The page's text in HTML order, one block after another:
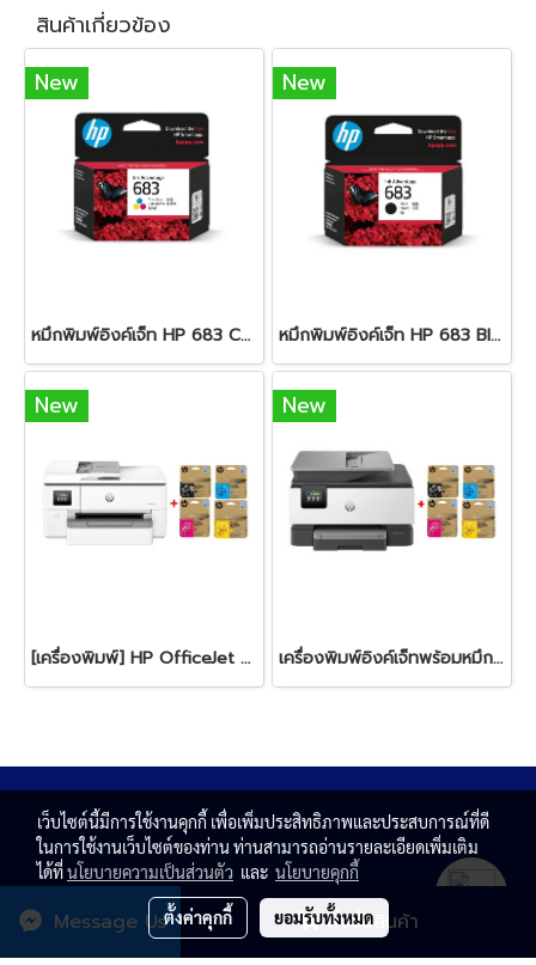
สั่งซื้อสินค้า
Message Us
สินค้าเกี่ยวข้อง
New
หมึกพิมพ์อิงค์เจ็ท HP 683 Color
New
หมึกพิมพ์อิงค์เจ็ท HP 683 Black
New
[เครื่องพิมพ์] HP OfficeJet Pro 9720 Wide Format All-in-One + HP 938e BK/C/M/Y
New
เครื่องพิมพ์อิงค์เจ็ทพร้อมหมึก HP OfficeJet Pro 9120 + HP 938e BK/C/M/Y
© Copyright 2020 All rights reserved. T.N. MAGNATE
เว็บไซต์นี้มีการใช้งานคุกกี้ เพื่อเพิ่มประสิทธิภาพและประสบการณ์ที่ดี
ในการใช้งานเว็บไซต์ของท่าน ท่านสามารถอ่านรายละเอียดเพิ่มเติม
ได้ที่นโยบายความเป็นส่วนตัว และ นโยบายคุกกี้
ตั้งค่าคุกกี้ ยอมรับทั้งหมด